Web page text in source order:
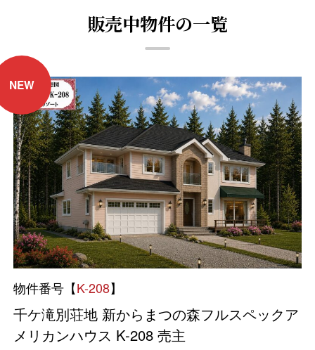
販売中物件の一覧
NEW
物件番号【K-208】
千ケ滝別荘地 新からまつの森フルスペックア
メリカンハウス K-208 売主